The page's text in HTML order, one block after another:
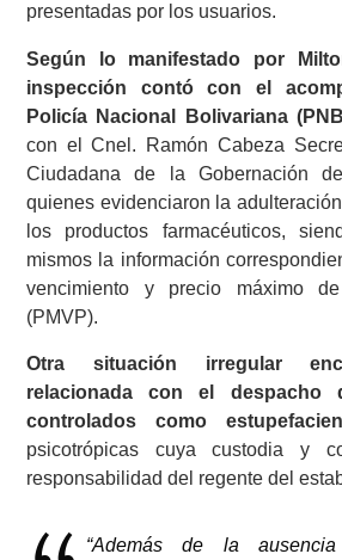
presentadas por los usuarios.
Según lo manifestado por
inspección contó con el
Policía Nacional Bolivariana
con el Cnel. Ramón Cabeza
Ciudadana de la Gobernación
quienes evidenciaron la
los productos farmacéuticos,
mismos la información
vencimiento y precio máximo
(PMVP).
Otra situación irregular
relacionada con el despacho
controlados como
psicotrópicas cuya custodia y
responsabilidad del regente del
“Además de la